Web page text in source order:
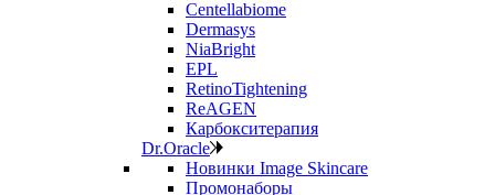
Centellabiome
Dermasys
NiaBright
EPL
RetinoTightening
ReAGEN
Карбокситерапия
Dr.Oracle
Новинки Image Skincare
Промонаборы